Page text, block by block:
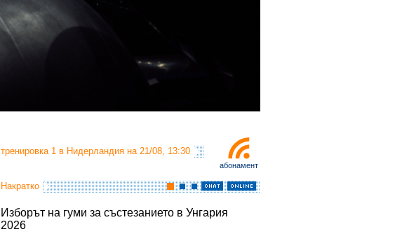
абонамент
тренировка 1 в Нидерландия на 21/08, 13:30
Накратко
Изборът на гуми за състезанието в Унгария
2026